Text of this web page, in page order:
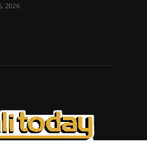
2026